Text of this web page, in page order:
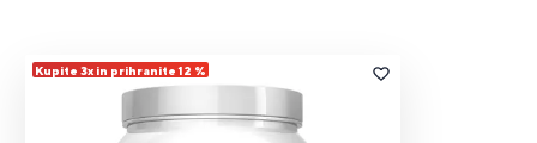
Kupite 3x in prihranite 12 %